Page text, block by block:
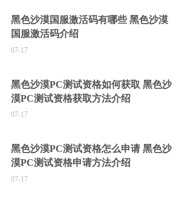
黑色沙漠国服激活码有哪些 黑色沙漠
国服激活码介绍
07-17
黑色沙漠PC测试资格如何获取 黑色沙
漠PC测试资格获取方法介绍
07-17
黑色沙漠PC测试资格怎么申请 黑色沙
漠PC测试资格申请方法介绍
07-17